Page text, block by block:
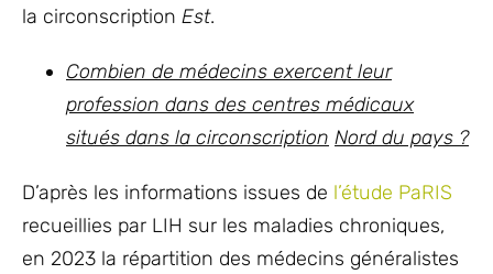
la circonscription Est.
Combien de médecins exercent leur
profession dans des centres médicaux
situés dans la circonscription Nord du pays ?
D’après les informations issues de l’étude PaRIS
recueillies par LIH sur les maladies chroniques,
en 2023 la répartition des médecins généralistes